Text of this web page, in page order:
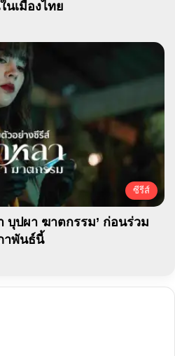
นเมืองไทย
ซีรีส์
บุปผา ฆาตกรรม’ ก่อนร่วม
าพันธ์นี้